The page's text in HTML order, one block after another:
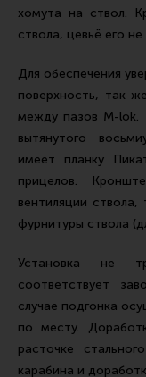
Чехлы, рюкзаки,
Фонари
Прочее снаряжение
Чистка, уход за
Оружейная химия
Инструменты и
Шомполы и наборы
Ершики, вишеры,
Патчи
Релоадинг
Линия Огня
хомута на ствол.
ствола, цевьё его не
Для обеспечения
поверхность, так
между пазов M-lok.
вытянутого
имеет планку
прицелов.
вентиляции
фурнитуры ствола
Установка не
соответствует
случае подгонка
по месту.
расточке
карабина и